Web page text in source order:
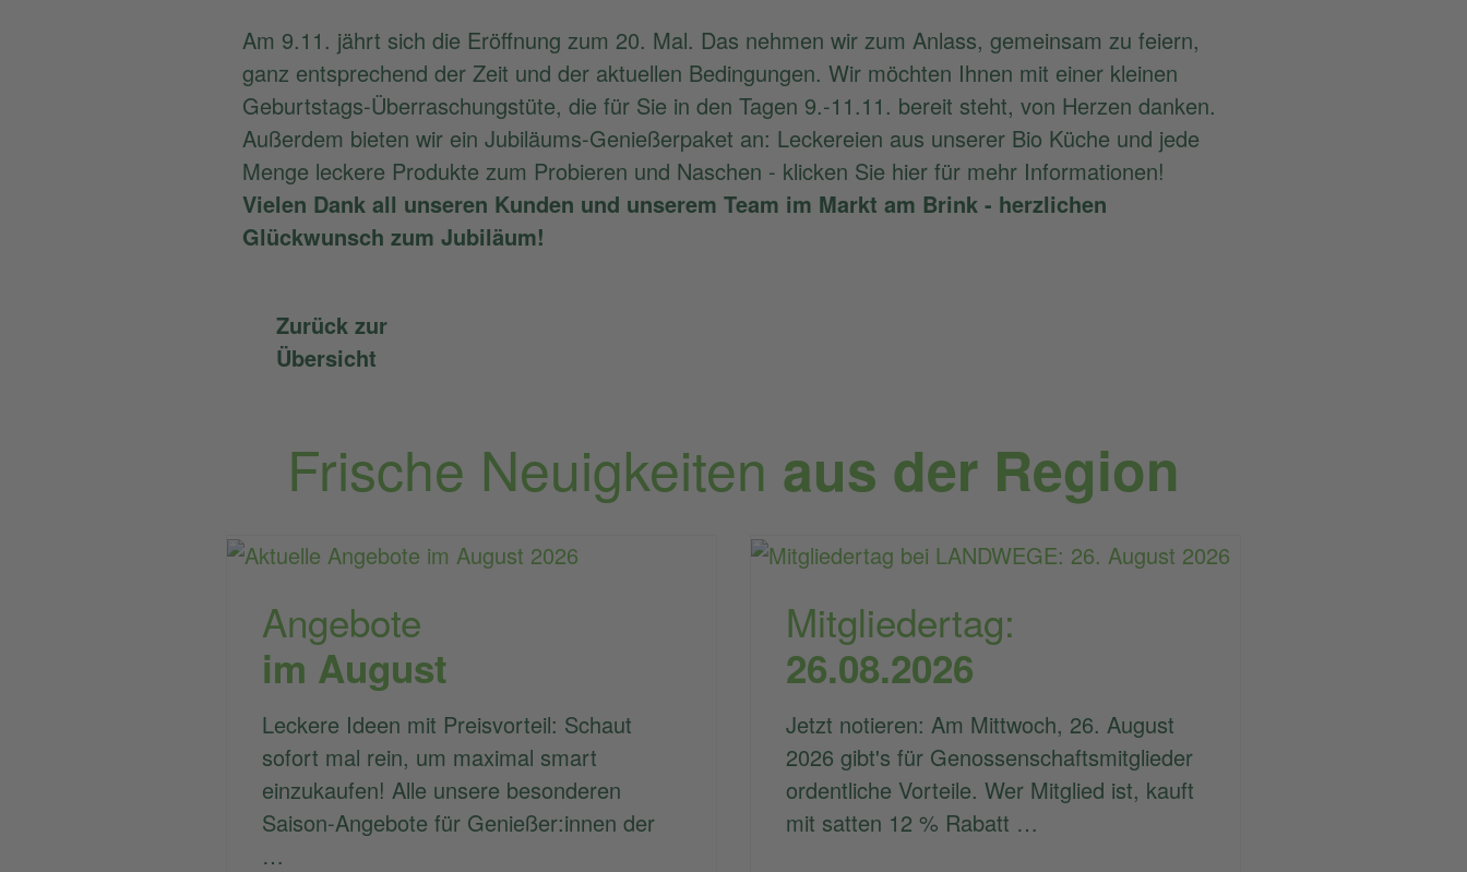
Am 9.11. jährt sich die Eröffnung zum 20. Mal. Das nehmen wir zum Anlass, gemeinsam zu feiern,
ganz entsprechend der Zeit und der aktuellen Bedingungen. Wir möchten Ihnen mit einer kleinen
Geburtstags-Überraschungstüte, die für Sie in den Tagen 9.-11.11. bereit steht, von Herzen danken.
Außerdem bieten wir ein Jubiläums-Genießerpaket an: Leckereien aus unserer Bio Küche und jede
Menge leckere Produkte zum Probieren und Naschen - klicken Sie hier für mehr Informationen!
Vielen Dank all unseren Kunden und unserem Team im Markt am Brink - herzlichen
Glückwunsch zum Jubiläum!
Zurück zur
Übersicht
Frische Neuigkeiten aus der Region
Angebote
im August
Leckere Ideen mit Preisvorteil: Schaut
sofort mal rein, um maximal smart
einzukaufen! Alle unsere besonderen
Saison-Angebote für Genießer:innen der
…
Mitgliedertag:
26.08.2026
Jetzt notieren: Am Mittwoch, 26. August
2026 gibt's für Genossenschaftsmitglieder
ordentliche Vorteile. Wer Mitglied ist, kauft
mit satten 12 % Rabatt …